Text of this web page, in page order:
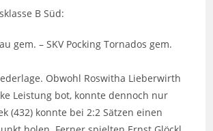
B Süd:
gem. – SKV Pocking Tornados gem.
Obwohl Roswitha Lieberwirth
Leistung bot, konnte dennoch nur
(432) konnte bei 2:2 Sätzen einen